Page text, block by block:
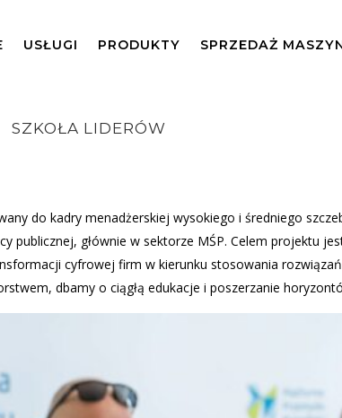
USŁUGI PRODUKTY SPRZEDAŻ
SZKOŁA LIDERÓW
do kadry menadżerskiej wysokiego i średniego
publicznej, głównie w sektorze MŚP. Celem projektu
cyfrowej firm w kierunku stosowania
dbamy o ciągłą edukacje i poszerzanie